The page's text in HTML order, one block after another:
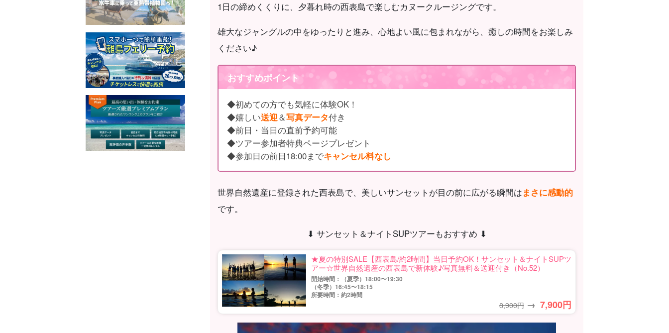
1日の締めくくりに、夕暮れ時の西表島で楽しむカヌークルージングです。
雄大なジャングルの中をゆったりと進み、心地よい風に包まれながら、癒しの時間をお楽しみ
ください♪
おすすめポイント
◆初めての方でも気軽に体験OK！
◆嬉しい送迎＆写真データ付き
◆前日・当日の直前予約可能
◆ツアー参加者特典ページプレゼント
◆参加日の前日18:00までキャンセル料なし
世界自然遺産に登録された西表島で、美しいサンセットが目の前に広がる瞬間はまさに感動的
です。
⬇︎ サンセット＆ナイトSUPツアーもおすすめ ⬇︎
★夏の特別SALE【西表島/約2時間】当日予約OK！サンセット＆ナイトSUPツ
アー☆世界自然遺産の西表島で新体験♪写真無料＆送迎付き（No.52）
開始時間：（夏季）18:00〜19:30
（冬季）16:45〜18:15
所要時間：約2時間
8,900円 → 7,900円